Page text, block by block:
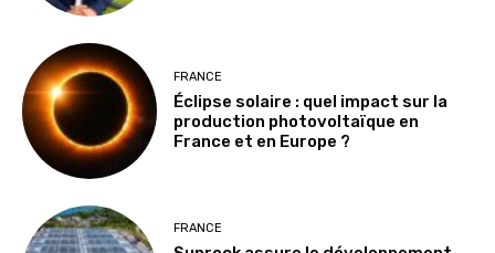
FRANCE
Éclipse solaire : quel impact sur la
production photovoltaïque en
France et en Europe ?
FRANCE